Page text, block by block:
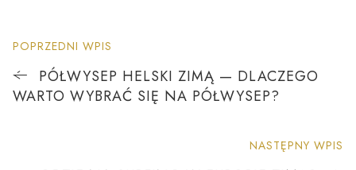
POPRZEDNI WPIS
PÓŁWYSEP HELSKI ZIMĄ — DLACZEGO
WARTO WYBRAĆ SIĘ NA PÓŁWYSEP?
NASTĘPNY WPIS